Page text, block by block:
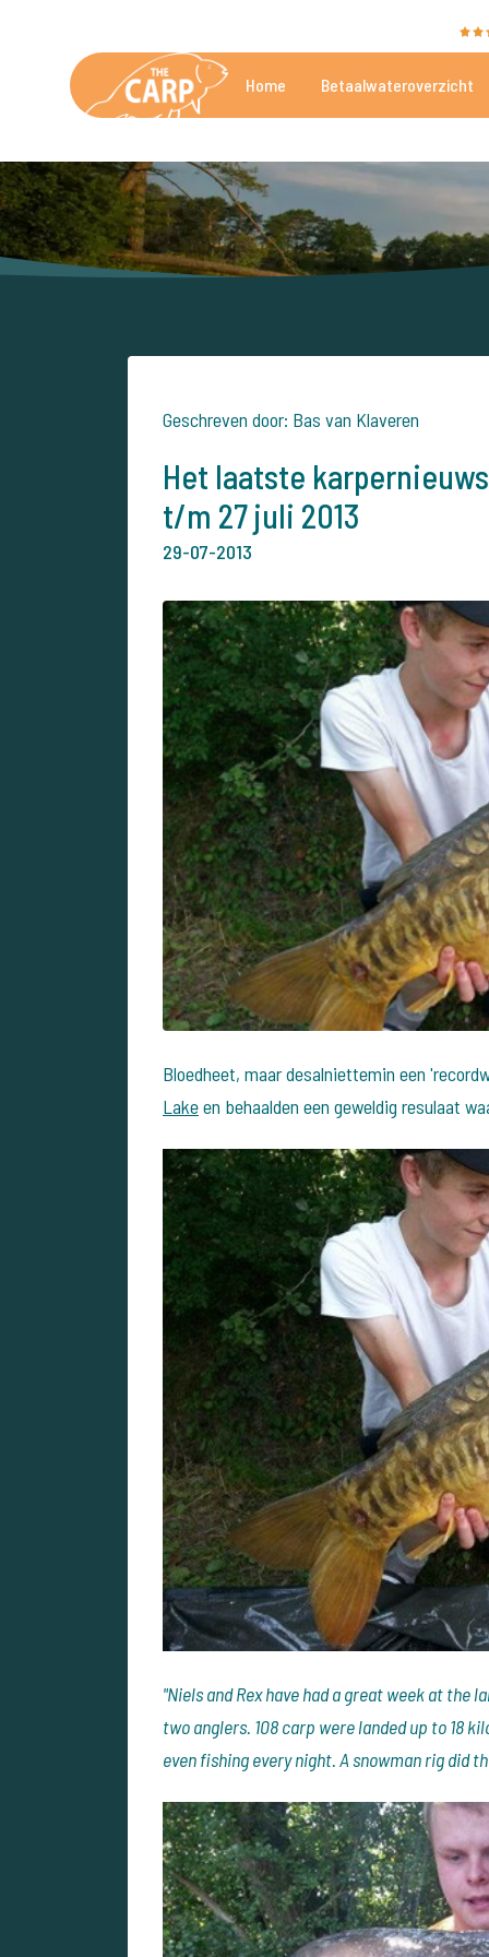
Home Betaalwateroverzicht
Geschreven door: Bas van Klaveren
Het laatste
t/m 27 juli 2013
29-07-2013
Bloedheet, maar desalniettemin een
Lakeen behaalden een geweldig resulaat
"Niels and Rex have had a great week at
two anglers. 108 carp were landed up to 18
even fishing every night. A snowman rig did